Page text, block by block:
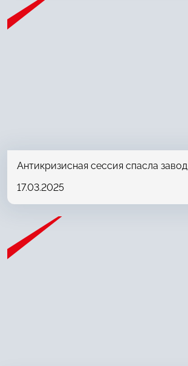
Антикризисная сессия спасла завод
17.03.2025